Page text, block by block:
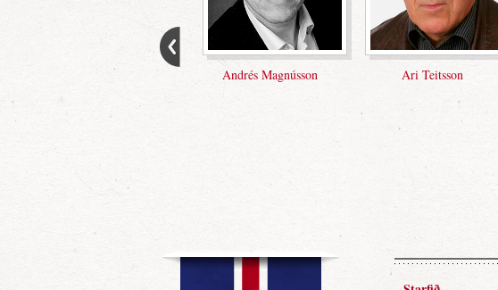
Ari Teitsson
Arnfríður
Ástrós Gunnlaugsdóttir